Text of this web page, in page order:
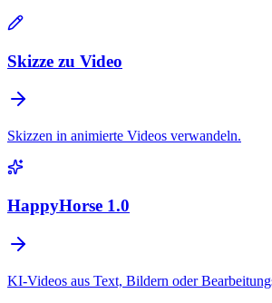
Skizze zu Video
Skizzen in animierte Videos verwandeln.
HappyHorse 1.0
KI-Videos aus Text, Bildern oder